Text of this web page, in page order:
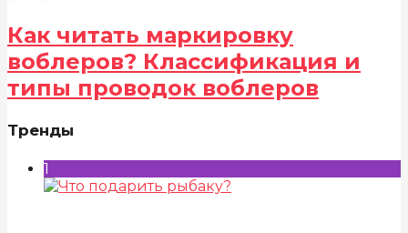
Как читать маркировку
воблеров? Классификация и
типы проводок воблеров
Тренды
1